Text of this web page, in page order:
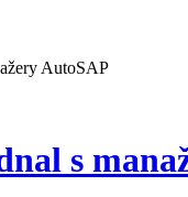
AutoSAP
s